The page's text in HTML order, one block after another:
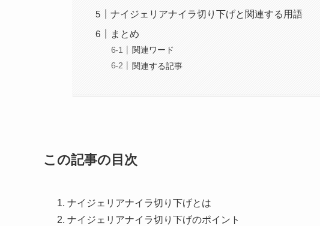
ナイジェリアナイラ切り下げと関連する用語
まとめ
関連ワード
関連する記事
この記事の目次
ナイジェリアナイラ切り下げとは
ナイジェリアナイラ切り下げのポイント